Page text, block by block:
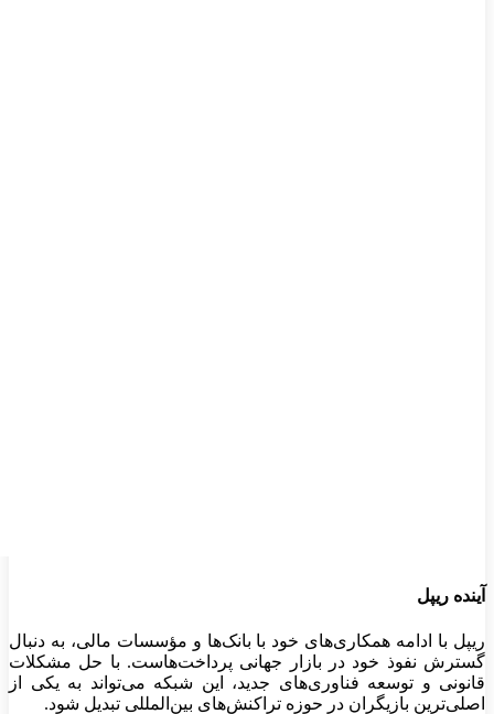
آینده ریپل
ریپل با ادامه همکاری‌های خود با بانک‌ها و مؤسسات مالی، به دنبال
گسترش نفوذ خود در بازار جهانی پرداخت‌هاست. با حل مشکلات
قانونی و توسعه فناوری‌های جدید، این شبکه می‌تواند به یکی از
اصلی‌ترین بازیگران در حوزه تراکنش‌های بین‌المللی تبدیل شود.